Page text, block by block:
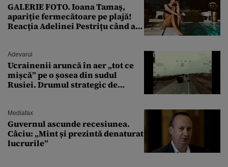
GALERIE FOTO. Ioana Tamaş,
apariție fermecătoare pe plajă!
Reacția Adelinei Pestrițu când a
Adevarul
Ucrainenii aruncă în aer „tot ce
mișcă” pe o șosea din sudul
Rusiei. Drumul strategic de
Mediafax
Guvernul ascunde recesiunea.
Câciu: „Mint și prezintă denaturat
lucrurile”